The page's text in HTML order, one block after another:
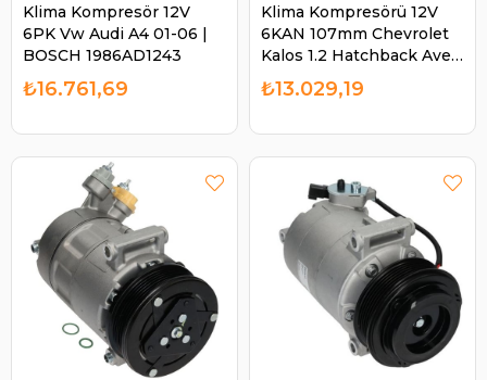
Klima Kompresör 12V
6PK Vw Audi A4 01-06 |
BOSCH 1986AD1243
₺16.761,69
Klima Kompresörü 12V
6KAN 107mm Chevrolet
Kalos 1.2 Hatchback Aveo
| BOSCH 1986AD1249
₺13.029,19